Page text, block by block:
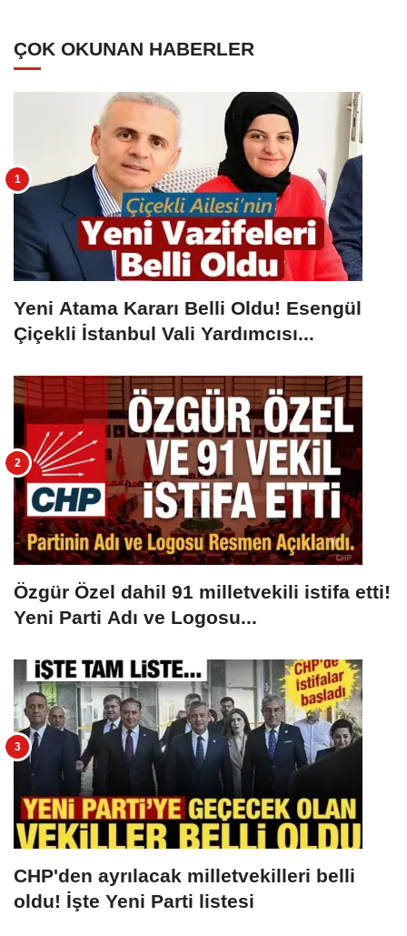
ÇOK OKUNAN HABERLER
Yeni Atama Kararı Belli Oldu! Esengül
Çiçekli İstanbul Vali Yardımcısı...
Özgür Özel dahil 91 milletvekili istifa etti!
Yeni Parti Adı ve Logosu...
CHP'den ayrılacak milletvekilleri belli
oldu! İşte Yeni Parti listesi